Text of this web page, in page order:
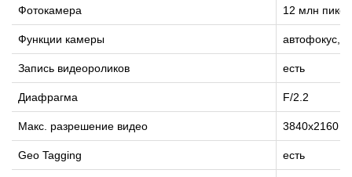
Фотокамера 12 млн
Функции камеры автофокус,
Запись видеороликов есть
Диафрагма F/2.2
Макс. разрешение видео 3840x2160
Geo Tagging есть